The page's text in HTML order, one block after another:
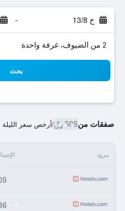
خ 13/8 -
2 من الضيوف، غرفة واحدة
بحث
صفقات من505 ﷼ /أرخص سعر الليلة
مزود